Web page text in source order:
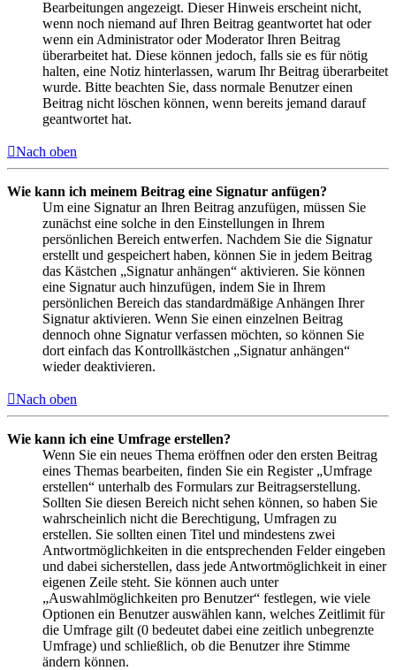
Bearbeitungen angezeigt. Dieser Hinweis erscheint nicht,
wenn noch niemand auf Ihren Beitrag geantwortet hat oder
wenn ein Administrator oder Moderator Ihren Beitrag
überarbeitet hat. Diese können jedoch, falls sie es für nötig
halten, eine Notiz hinterlassen, warum Ihr Beitrag überarbeitet
wurde. Bitte beachten Sie, dass normale Benutzer einen
Beitrag nicht löschen können, wenn bereits jemand darauf
geantwortet hat.
Nach oben
Wie kann ich meinem Beitrag eine Signatur anfügen?
Um eine Signatur an Ihren Beitrag anzufügen, müssen Sie
zunächst eine solche in den Einstellungen in Ihrem
persönlichen Bereich entwerfen. Nachdem Sie die Signatur
erstellt und gespeichert haben, können Sie in jedem Beitrag
das Kästchen „Signatur anhängen“ aktivieren. Sie können
eine Signatur auch hinzufügen, indem Sie in Ihrem
persönlichen Bereich das standardmäßige Anhängen Ihrer
Signatur aktivieren. Wenn Sie einen einzelnen Beitrag
dennoch ohne Signatur verfassen möchten, so können Sie
dort einfach das Kontrollkästchen „Signatur anhängen“
wieder deaktivieren.
Nach oben
Wie kann ich eine Umfrage erstellen?
Wenn Sie ein neues Thema eröffnen oder den ersten Beitrag
eines Themas bearbeiten, finden Sie ein Register „Umfrage
erstellen“ unterhalb des Formulars zur Beitragserstellung.
Sollten Sie diesen Bereich nicht sehen können, so haben Sie
wahrscheinlich nicht die Berechtigung, Umfragen zu
erstellen. Sie sollten einen Titel und mindestens zwei
Antwortmöglichkeiten in die entsprechenden Felder eingeben
und dabei sicherstellen, dass jede Antwortmöglichkeit in einer
eigenen Zeile steht. Sie können auch unter
„Auswahlmöglichkeiten pro Benutzer“ festlegen, wie viele
Optionen ein Benutzer auswählen kann, welches Zeitlimit für
die Umfrage gilt (0 bedeutet dabei eine zeitlich unbegrenzte
Umfrage) und schließlich, ob die Benutzer ihre Stimme
ändern können.